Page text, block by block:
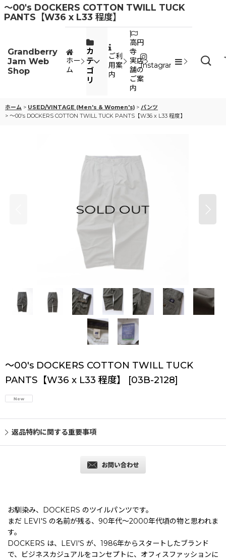
〜00's DOCKERS COTTON TWILL TUCK
PANTS【W36 x L33 程度】
Grandberry
Jam Web
Shop
ホー
ム
カ
テ
ゴ
リ
ご利
用案
内
高円
寺
実店
舗の
ご案
内
Instagram
ホーム > USED/VINTAGE (Men's & Women's) > パンツ
> 〜00's DOCKERS COTTON TWILL TUCK PANTS【W36 x L33 程度】
〜00's DOCKERS COTTON TWILL TUCK
PANTS【W36 x L33 程度】
[03B-2128]
返品特約に関する重要事項
お馴染み、DOCKERS のツイルパンツです。
まだ LEVI'S の名前が残る、90年代〜2000年代頃の物と思われま
す。
DOCKERS は、LEVI'S が、1986年からスタートしたブランド
で、ビジネスカジュアルをコンセプトに、オフィスファッションに